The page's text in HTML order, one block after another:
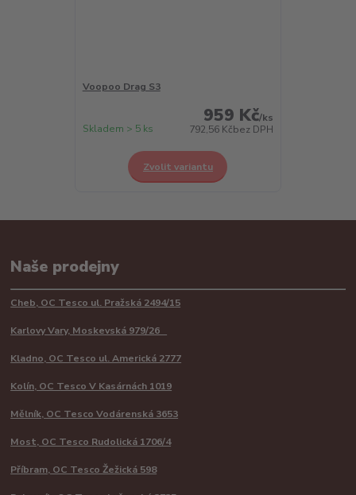
Voopoo Drag S3
959 Kč/ks
792,56 Kčbez DPH
Skladem > 5 ks
Zvolit variantu
Naše prodejny
Cheb, OC Tesco ul. Pražská 2494/15
Karlovy Vary, Moskevská 979/26
Kladno, OC Tesco ul. Americká 2777
Kolín, OC Tesco V Kasárnách 1019
Mělník, OC Tesco Vodárenská 3653
Most, OC Tesco Rudolická 1706/4
Příbram, OC Tesco Žežická 598